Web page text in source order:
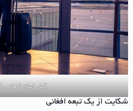
وکیل اتباع افغانی (2)
شکایت از یک تبعه افغانی